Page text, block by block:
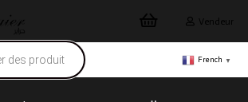
Vendeur
French ▼